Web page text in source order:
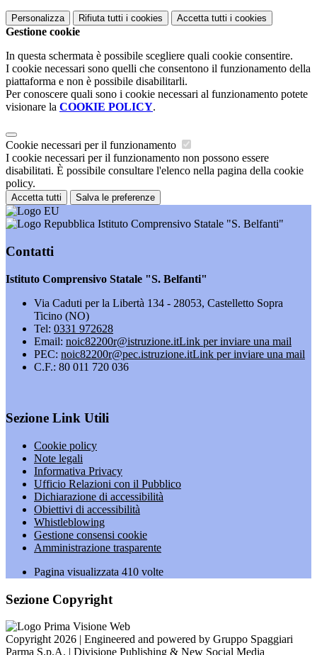
Personalizza Rifiuta tutti i cookies Accetta tutti i cookies
Gestione cookie
In questa schermata è possibile scegliere quali cookie consentire.
I cookie necessari sono quelli che consentono il funzionamento della
piattaforma e non è possibile disabilitarli.
Per conoscere quali sono i cookie necessari al funzionamento potete
visionare la COOKIE POLICY.
Cookie necessari per il funzionamento
I cookie necessari per il funzionamento non possono essere
disabilitati. È possibile consultare l'elenco nella pagina della cookie
policy.
Accetta tutti Salva le preferenze
Istituto Comprensivo Statale "S. Belfanti"
Contatti
Istituto Comprensivo Statale "S. Belfanti"
Via Caduti per la Libertà 134 - 28053, Castelletto Sopra
Ticino (NO)
Tel: 0331 972628
Email: noic82200r@istruzione.itLink per inviare una mail
PEC: noic82200r@pec.istruzione.itLink per inviare una mail
C.F.: 80 011 720 036
Sezione Link Utili
Cookie policy
Note legali
Informativa Privacy
Ufficio Relazioni con il Pubblico
Dichiarazione di accessibilità
Obiettivi di accessibilità
Whistleblowing
Gestione consensi cookie
Amministrazione trasparente
Pagina visualizzata 410 volte
Sezione Copyright
Copyright 2026 | Engineered and powered by Gruppo Spaggiari
Parma S.p.A. | Divisione Publishing & New Social Media